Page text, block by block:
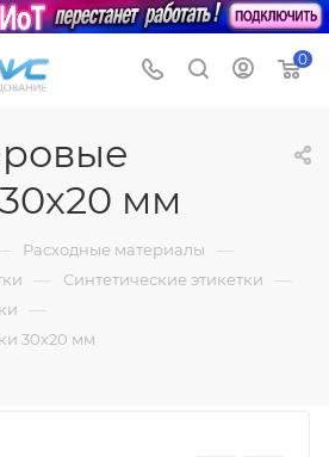
0
мм
Расходные материалы —
— Синтетические этикетки —
—
30х20 мм